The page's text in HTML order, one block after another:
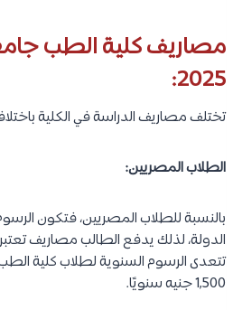
2025:
تختلف مصاريف الدراسة في الكلية
الطلاب المصريين:
بالنسبة للطلاب المصريين، فتكون
الدولة، لذلك يدفع الطالب مصاريف
تتعدى الرسوم السنوية لطلاب كلية
1,500 جنيه سنويًا.